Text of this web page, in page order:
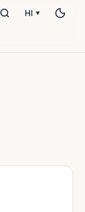
HI ▾